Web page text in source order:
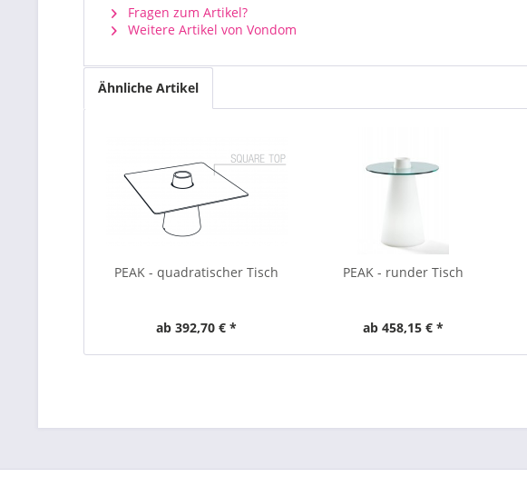
Fragen zum Artikel?
Weitere Artikel von Vondom
Ähnliche Artikel
PEAK - quadratischer Tisch
ab 392,70 € *
PEAK - runder Tisch
ab 458,15 € *